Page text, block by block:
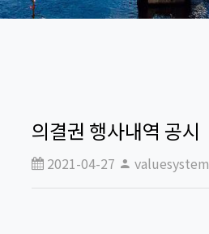
의결권 행사내역 공시
2021-04-27 valuesystem